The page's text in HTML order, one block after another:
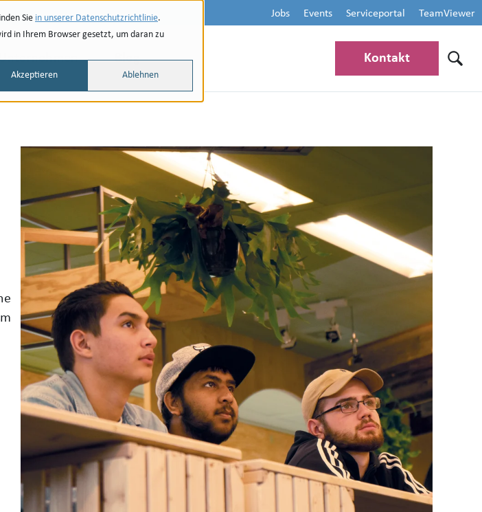
Sie in unserer Datenschutzrichtlinie.
in Ihrem Browser gesetzt, um daran zu
Akzeptieren Ablehnen
Blog
Jobs Events Serviceportal TeamViewer
Kontakt